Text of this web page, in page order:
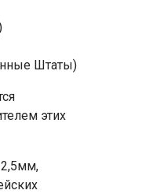
Штаты)
этих